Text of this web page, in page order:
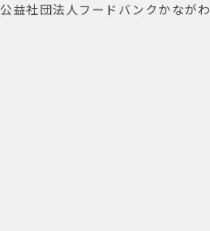
公益社団法人フードバンクかながわ